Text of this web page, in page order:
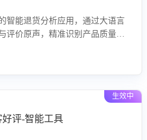
智能退货分析应用，通过大语言
评价原声，精准识别产品质量、
品迭代，从根本上降低退货率，
生效中
评-智能工具